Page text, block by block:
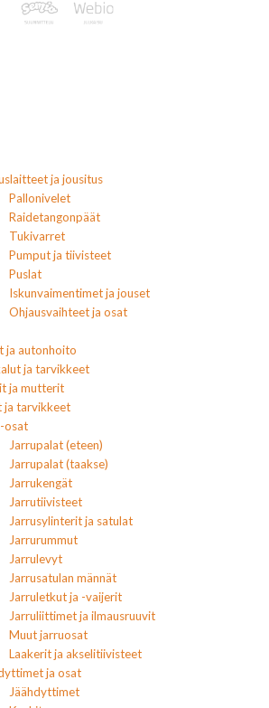
ja jousitus
Pallonivelet
Raidetangonpäät
Tukivarret
Pumput ja tiivisteet
Puslat
Iskunvaimentimet ja jouset
Ohjausvaihteet ja osat
ja autonhoito
ja tarvikkeet
ja mutterit
ja tarvikkeet
osat
Jarrupalat (eteen)
Jarrupalat (taakse)
Jarrukengät
Jarrutiivisteet
Jarrusylinterit ja satulat
Jarrurummut
Jarrulevyt
Jarrusatulan männät
Jarruletkut ja -vaijerit
Jarruliittimet ja ilmausruuvit
Muut jarruosat
Laakerit ja akselitiivisteet
ja osat
Jäähdyttimet